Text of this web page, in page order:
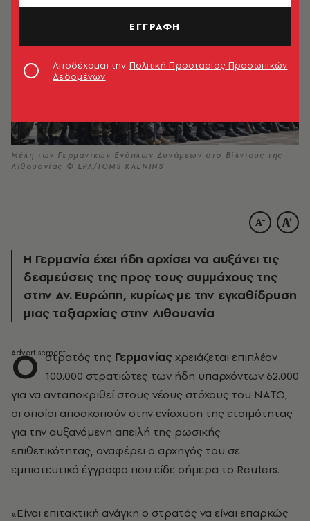
Μέλη των Γερμανικών Ενόπλων Δυνάμεων στο Βίλνιους της
Λιθουανίας © ΕΡΑ/TOMS KALNINS
Η Γερμανία έχει ήδη αρχίσει να αυξάνει τις
δεσμεύσεις της προς τους συμμάχους της
στην Αν. Ευρώπη, κυρίως με την εγκαθίδρυση
μιας ταξιαρχίας στην Λιθουανία
Ο στρατός της Γερμανίας χρειάζεται επιπλέον
100.000 στρατιώτες των ήδη υπαρχόντων 62.000
για να ανταποκριθεί στους νέους στόχους του ΝΑΤΟ,
οι οποίοι αποσκοπούν στην ενίσχυση της ετοιμότητας
για την αυξανόμενη απειλή της ρωσικής
επιθετικότητας, αναφέρει ο αρχηγός του σε
εμπιστευτικό έγγραφο που είδε σήμερα το Reuters.
«Είναι επιτακτική ανάγκη ο στρατός να είναι επαρκώς
ΕΓΓΡΑΦΗ
Αποδέχομαι την Πολιτική Προστασίας Προσωπικών
Δεδομένων